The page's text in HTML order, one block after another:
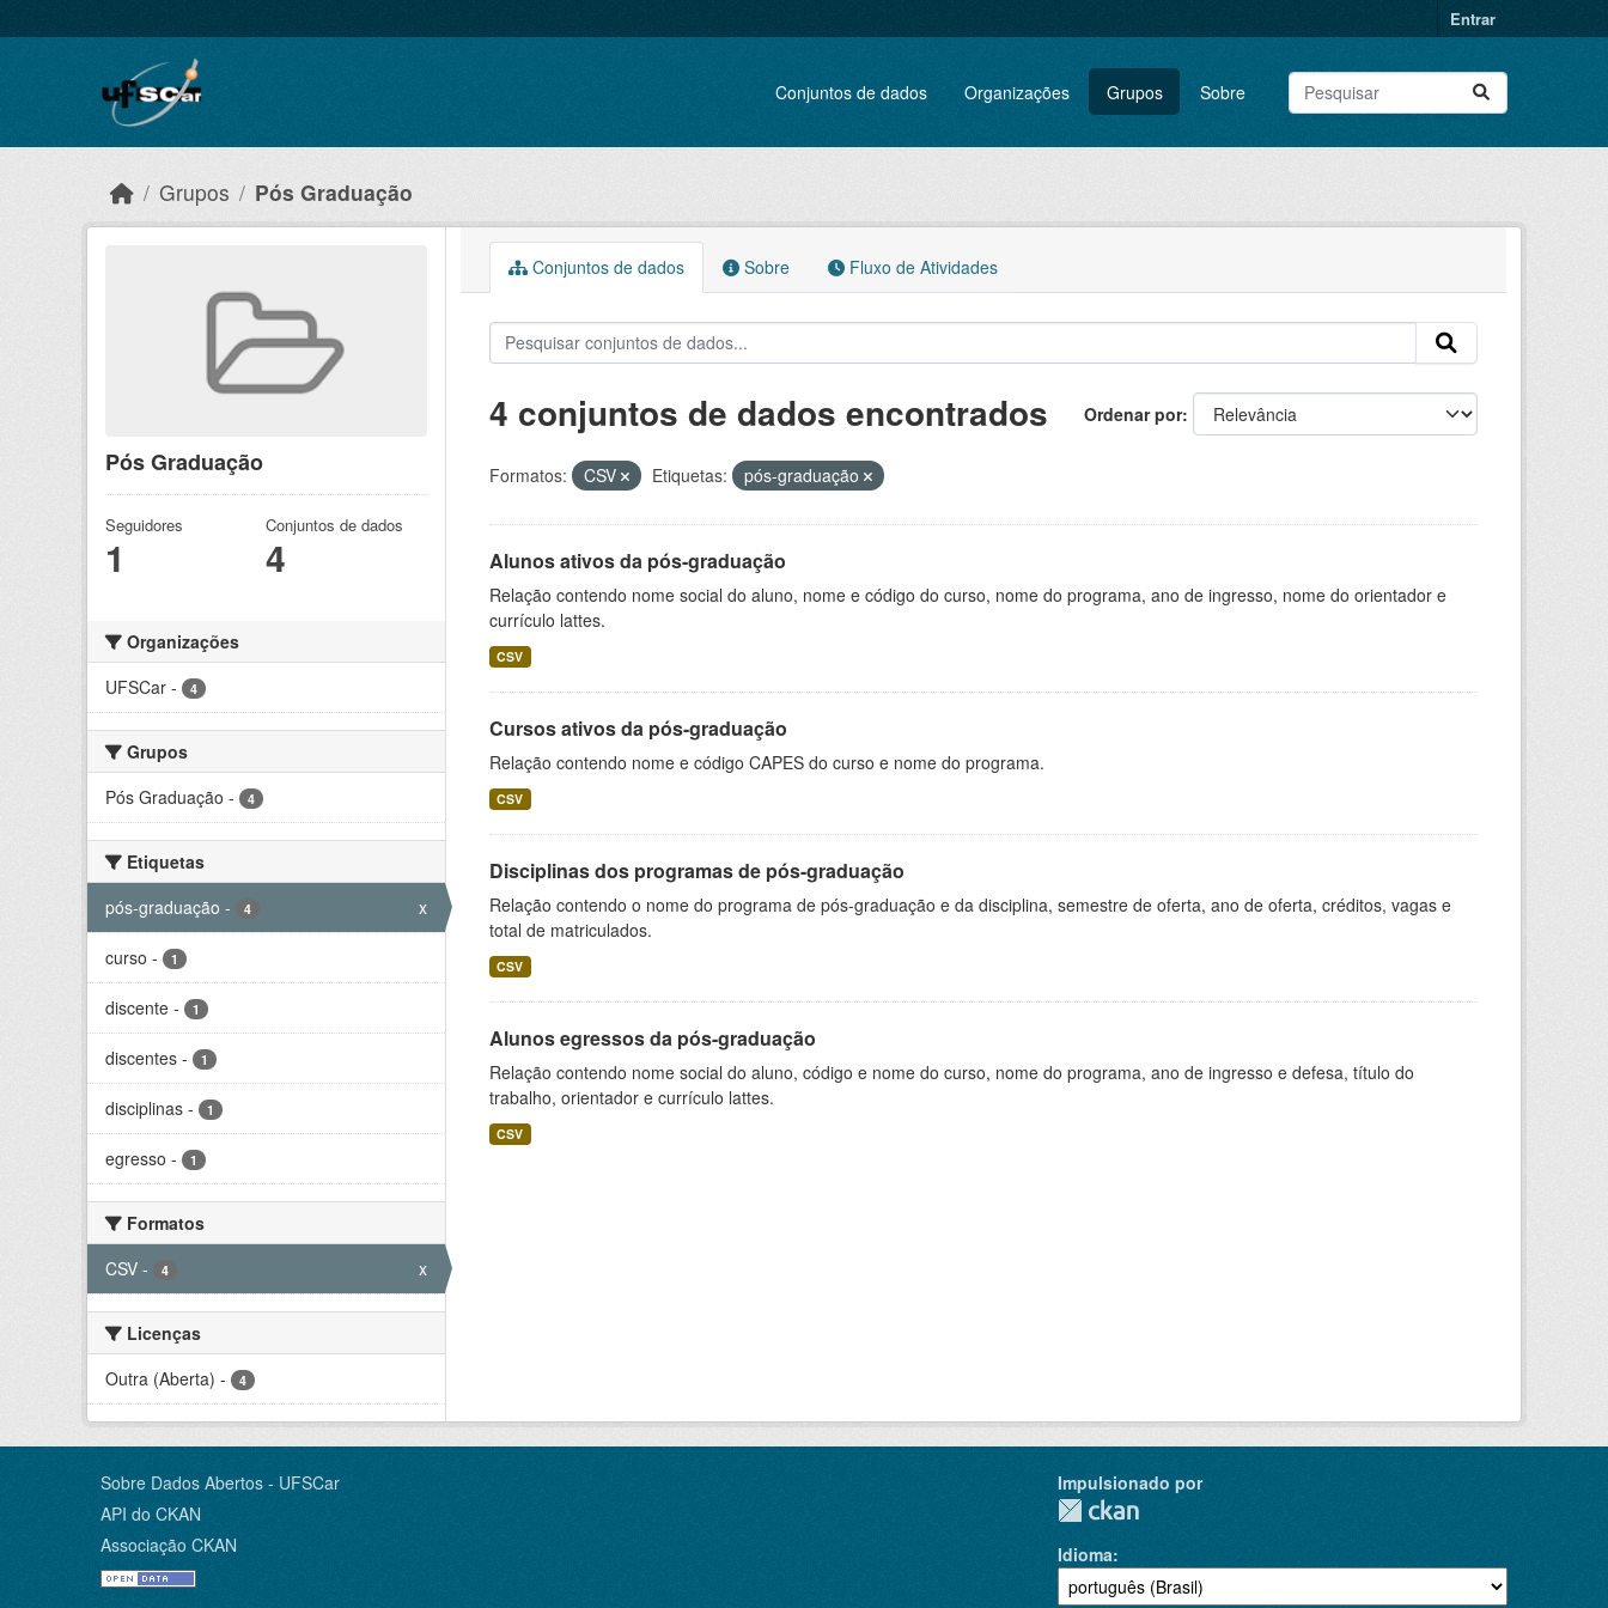
Entrar
Conjuntos de dados Organizações Grupos Sobre
Grupos Pós Graduação
Pós Graduação
Seguidores
1
Conjuntos de dados
4
Organizações
UFSCar - 4
Grupos
Pós Graduação - 4
Etiquetas
pós-graduação - 4 x
curso - 1
discente - 1
discentes - 1
disciplinas - 1
egresso - 1
Formatos
CSV - 4 x
Licenças
Outra (Aberta) - 4
Conjuntos de dados Sobre Fluxo de Atividades
Ordenar por
4 conjuntos de dados encontrados
Formatos: CSV Etiquetas: pós-graduação
Alunos ativos da pós-graduação
Relação contendo nome social do aluno, nome e código do curso, nome do programa, ano de ingresso, nome do orientador e
currículo lattes.
CSV
Cursos ativos da pós-graduação
Relação contendo nome e código CAPES do curso e nome do programa.
CSV
Disciplinas dos programas de pós-graduação
Relação contendo o nome do programa de pós-graduação e da disciplina, semestre de oferta, ano de oferta, créditos, vagas e
total de matriculados.
CSV
Alunos egressos da pós-graduação
Relação contendo nome social do aluno, código e nome do curso, nome do programa, ano de ingresso e defesa, título do
trabalho, orientador e currículo lattes.
CSV
Sobre Dados Abertos - UFSCar
API do CKAN
Associação CKAN
Impulsionado por
Idioma